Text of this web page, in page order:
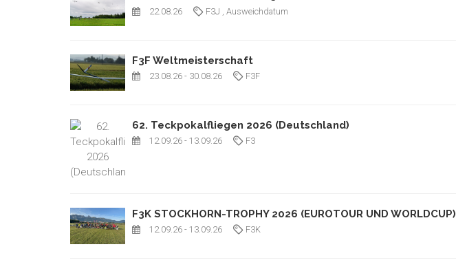
22.08.26 F3J , Ausweichdatum
F3F Weltmeisterschaft
23.08.26 - 30.08.26 F3F
62. Teckpokalfliegen 2026 (Deutschland)
12.09.26 - 13.09.26 F3
F3K STOCKHORN-TROPHY 2026 (EUROTOUR UND WORLDCUP)
12.09.26 - 13.09.26 F3K